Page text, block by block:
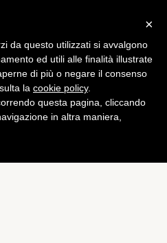
×
da questo utilizzati si avvalgono
ed utili alle finalità illustrate
di più o negare il consenso
la cookie policy.
questa pagina, cliccando
in altra maniera,